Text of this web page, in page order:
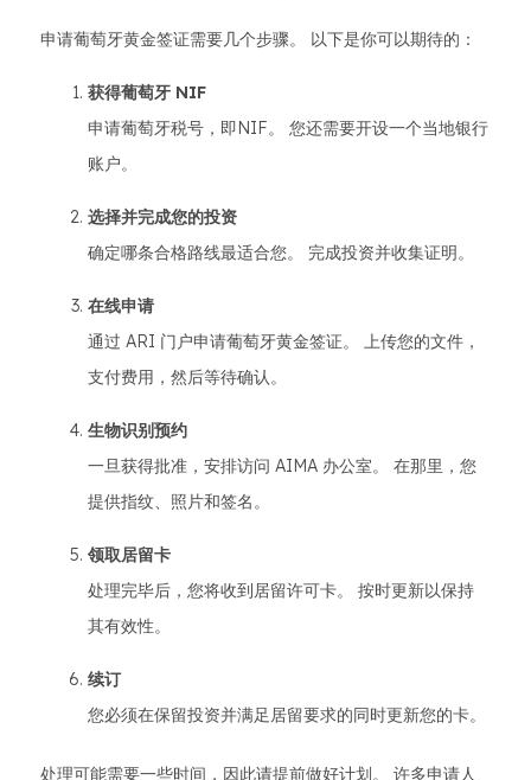
申请葡萄牙黄金签证需要几个步骤。 以下是你可以期待的：
获得葡萄牙 NIF
申请葡萄牙税号，即NIF。 您还需要开设一个当地银行
账户。
选择并完成您的投资
确定哪条合格路线最适合您。 完成投资并收集证明。
在线申请
通过 ARI 门户申请葡萄牙黄金签证。 上传您的文件，
支付费用，然后等待确认。
生物识别预约
一旦获得批准，安排访问 AIMA 办公室。 在那里，您
提供指纹、照片和签名。
领取居留卡
处理完毕后，您将收到居留许可卡。 按时更新以保持
其有效性。
续订
您必须在保留投资并满足居留要求的同时更新您的卡。
处理可能需要一些时间，因此请提前做好计划。 许多申请人